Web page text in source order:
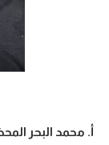
أ. محمد البحر